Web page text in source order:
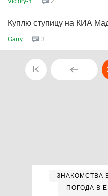
Куплю ступицу на КИА
Garry 3
ЗНАКОМСТВА
ПОГОДА В